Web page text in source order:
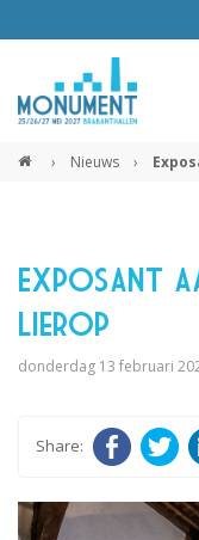
› Nieuws ›
Exposant
Lierop
donderdag 13 februari